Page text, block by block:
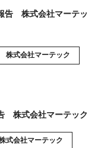
告 株式会社マーテッ
株式会社マーテック
株式会社マーテック
式会社マーテック